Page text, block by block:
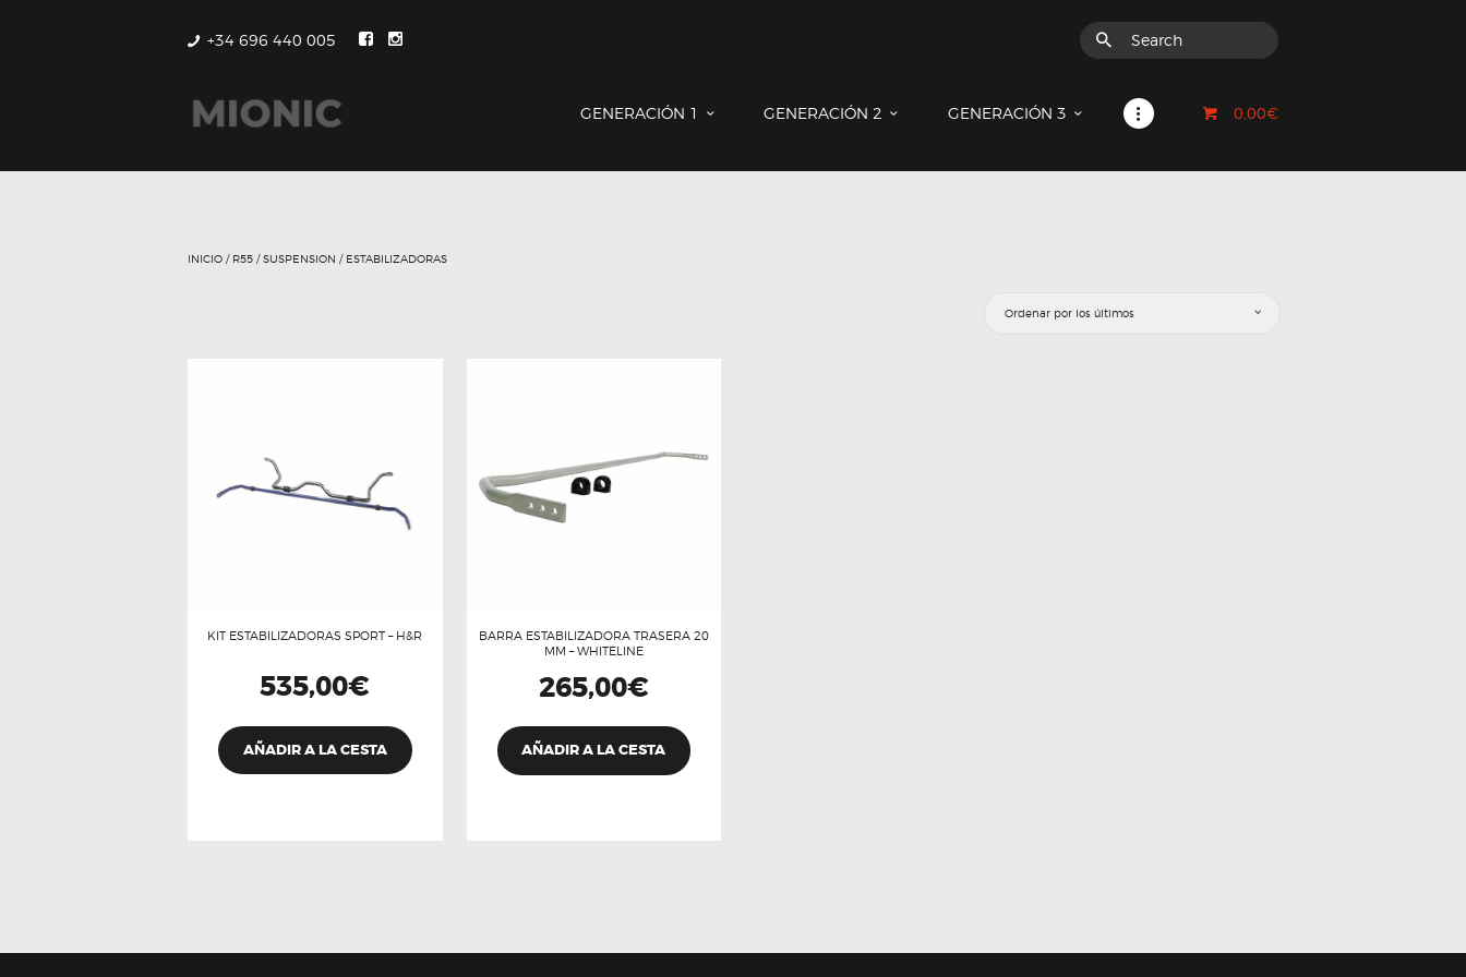
+34 696 440 005
GENERACIÓN 1 GENERACIÓN 2 GENERACIÓN 3 0,00€
COUNTRYMAN & PACEMAN
INICIO / R55 /SUSPENSION / ESTABILIZADORAS
KIT ESTABILIZADORAS SPORT – H&R
535,00€
AÑADIR A LA CESTA
BARRA ESTABILIZADORA TRASERA 20
MM – WHITELINE
265,00€
AÑADIR A LA CESTA